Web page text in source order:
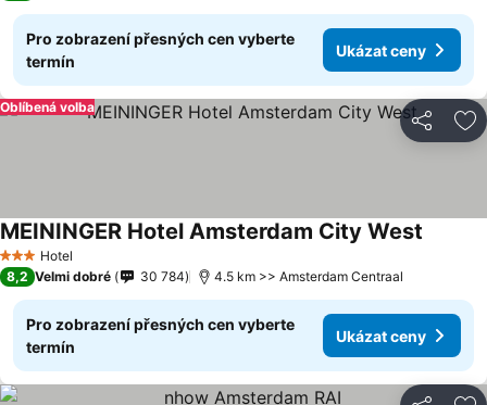
Pro zobrazení přesných cen vyberte
termín
Ukázat ceny
Sdílet
Oblíbená volba
3 Počet hvězdiček
Hotel
MEININGER Hotel Amsterdam City West
8,2 Velmi dobré 30 784 4.5 km >> Amsterdam Centraal
Pro zobrazení přesných cen vyberte
termín
Ukázat ceny